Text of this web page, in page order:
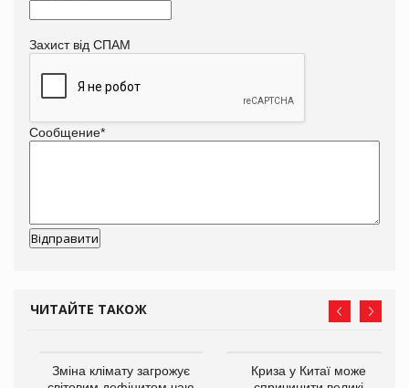
Захист від СПАМ
Сообщение*
ЧИТАЙТЕ ТАКОЖ
Зміна клімату загрожує
Криза у Китаї може